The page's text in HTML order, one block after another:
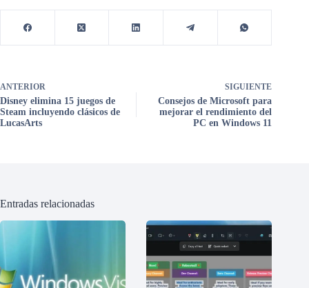
ANTERIOR
Disney elimina 15 juegos de
Steam incluyendo clásicos de
LucasArts
SIGUIENTE
Consejos de Microsoft para
mejorar el rendimiento del
PC en Windows 11
Entradas relacionadas